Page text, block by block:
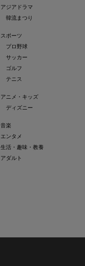
アジアドラマ
韓流まつり
スポーツ
プロ野球
サッカー
ゴルフ
テニス
アニメ・キッズ
ディズニー
音楽
エンタメ
生活・趣味・教養
アダルト